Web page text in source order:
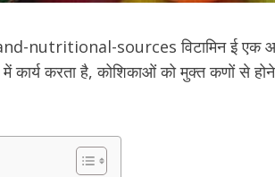
sources विटामिन ई एक आवश्यक
करता है, कोशिकाओं को मुक्त कणों से